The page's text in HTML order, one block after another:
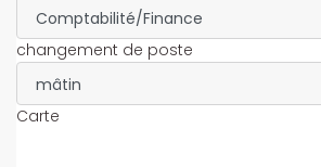
changement de poste
Carte